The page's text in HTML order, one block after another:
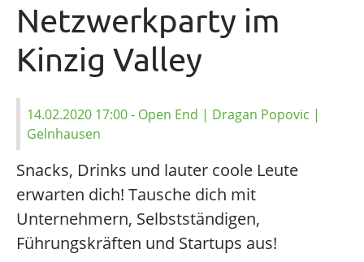
Netzwerkparty im
Kinzig Valley
14.02.2020 17:00 - Open End | Dragan Popovic |
Gelnhausen
Snacks, Drinks und lauter coole Leute
erwarten dich! Tausche dich mit
Unternehmern, Selbstständigen,
Führungskräften und Startups aus!